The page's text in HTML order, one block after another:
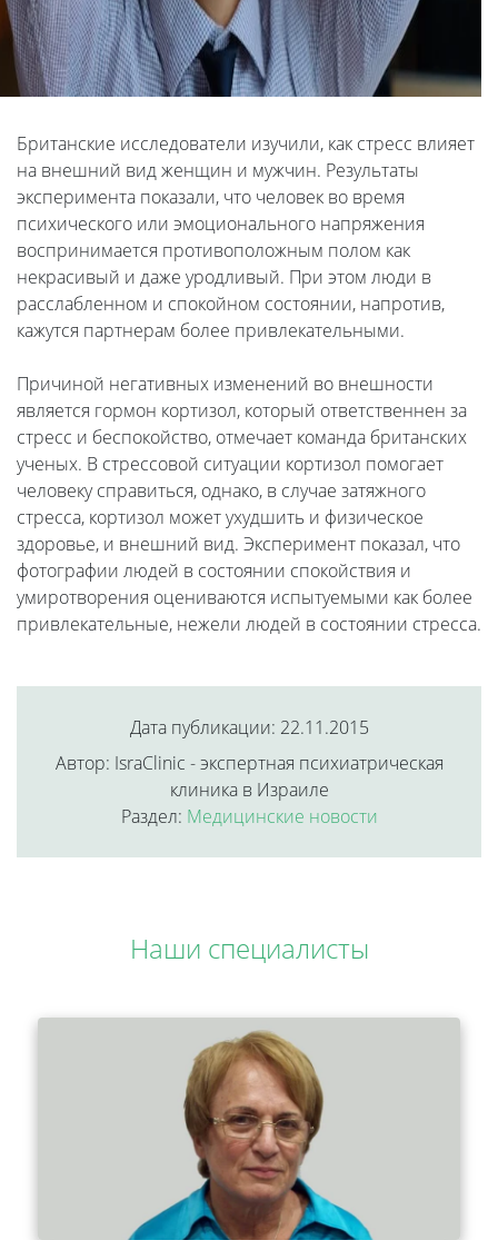
Британские исследователи изучили, как стресс влияет
на внешний вид женщин и мужчин. Результаты
эксперимента показали, что человек во время
психического или эмоционального напряжения
воспринимается противоположным полом как
некрасивый и даже уродливый. При этом люди в
расслабленном и спокойном состоянии, напротив,
кажутся партнерам более привлекательными.
Причиной негативных изменений во внешности
является гормон кортизол, который ответственнен за
стресс и беспокойство, отмечает команда британских
ученых. В стрессовой ситуации кортизол помогает
человеку справиться, однако, в случае затяжного
стресса, кортизол может ухудшить и физическое
здоровье, и внешний вид. Эксперимент показал, что
фотографии людей в состоянии спокойствия и
умиротворения оцениваются испытуемыми как более
привлекательные, нежели людей в состоянии стресса.
Дата публикации: 22.11.2015
Автор: IsraClinic - экспертная психиатрическая
клиника в Израиле
Раздел: Медицинские новости
Наши специалисты